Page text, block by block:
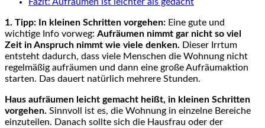
Fazit: Aufräumen ist leichter als gedacht
1. Tipp: In kleinen Schritten vorgehen: Eine gute und
wichtige Info vorweg: Aufräumen nimmt gar nicht so viel
Zeit in Anspruch nimmt wie viele denken. Dieser Irrtum
entsteht dadurch, dass viele Menschen die Wohnung nicht
regelmäßig aufräumen und dann eine große Aufräumaktion
starten. Das dauert natürlich mehrere Stunden.
Haus aufräumen leicht gemacht heißt, in kleinen Schritten
vorgehen. Sinnvoll ist es, die Wohnung in einzelne Bereiche
einzuteilen. Danach sollte sich die Hausfrau oder der